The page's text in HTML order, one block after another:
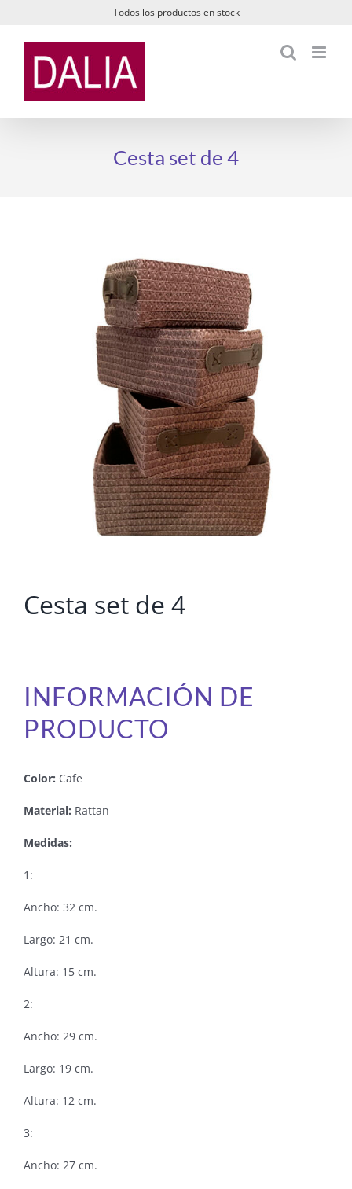
contenido
Todos los productos en stock
Cesta set de 4
Cesta set de 4
INFORMACIÓN DE
PRODUCTO
Color: Cafe
Material: Rattan
Medidas:
1:
Ancho: 32 cm.
Largo: 21 cm.
Altura: 15 cm.
2:
Ancho: 29 cm.
Largo: 19 cm.
Altura: 12 cm.
3:
Ancho: 27 cm.